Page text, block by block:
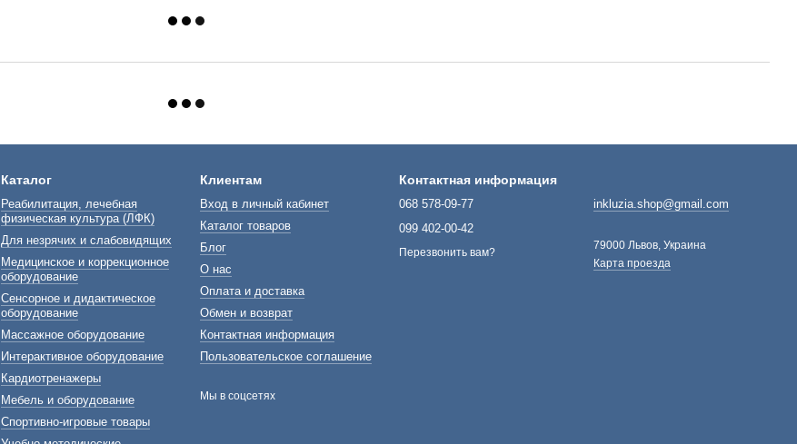
Каталог
Реабилитация, лечебная
физическая культура (ЛФК)
Для незрячих и слабовидящих
Медицинское и коррекционное
оборудование
Сенсорное и дидактическое
оборудование
Массажное оборудование
Интерактивное оборудование
Кардиотренажеры
Мебель и оборудование
Спортивно-игровые товары
Клиентам
Вход в личный кабинет
Каталог товаров
Блог
О нас
Оплата и доставка
Обмен и возврат
Контактная информация
Пользовательское соглашение
Мы в соцсетях
Контактная информация
068 578-09-77
099 402-00-42
Перезвонить вам?
inkluzia.shop@gmail.com
79000 Львов, Украина
Карта проезда